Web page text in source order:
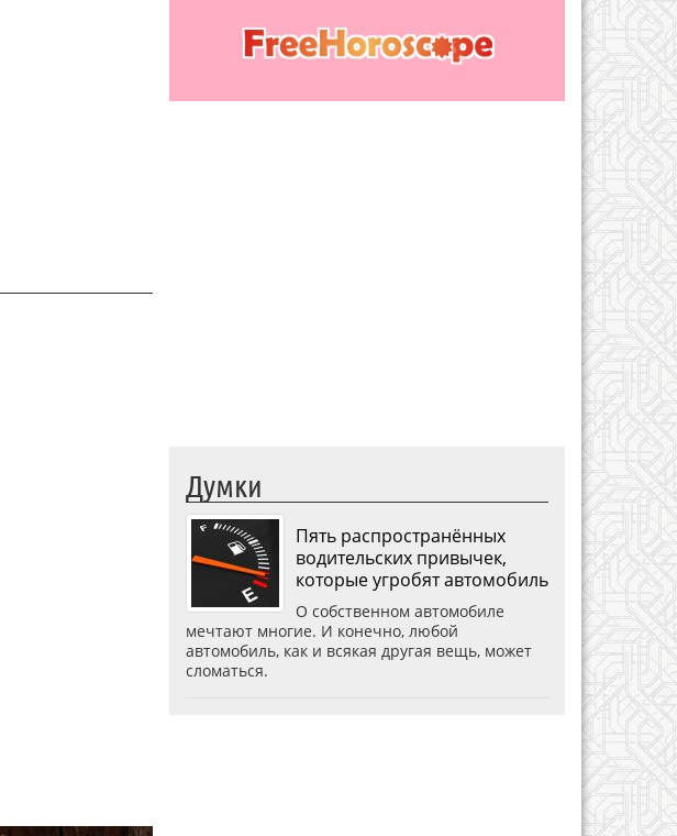
Думки
Пять распространённых
водительских привычек,
которые угробят автомобиль
О собственном автомобиле
мечтают многие. И конечно, любой
автомобиль, как и всякая другая вещь, может
сломаться.